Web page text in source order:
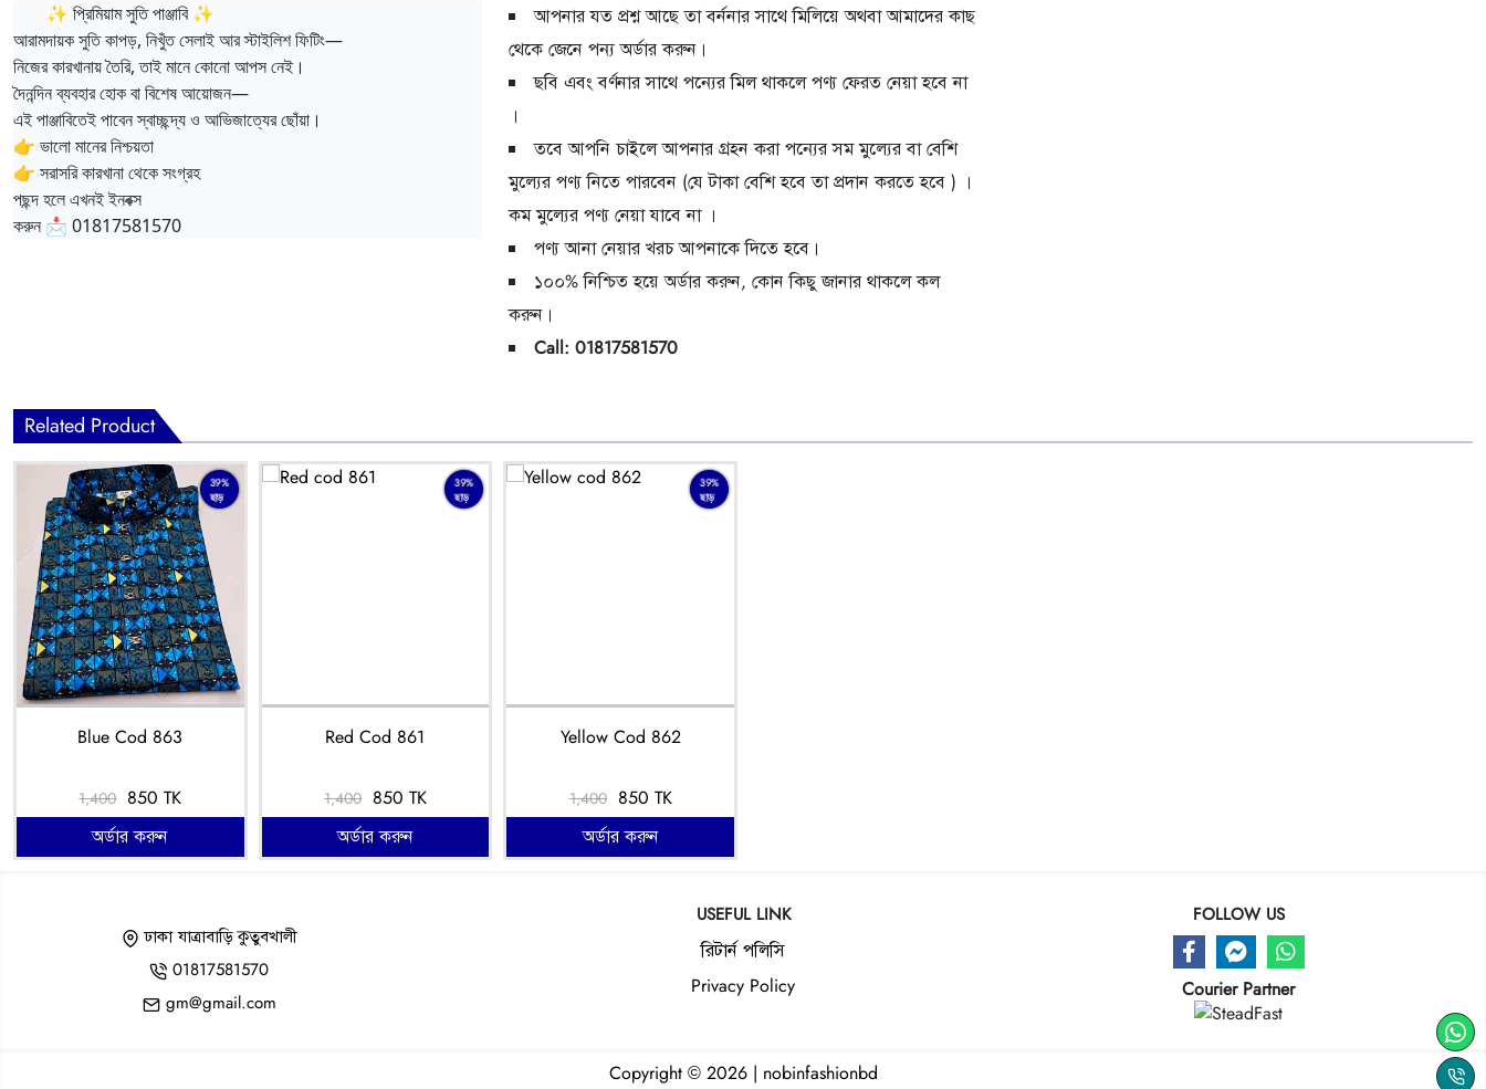
✨ প্রিমিয়াম সুতি পাঞ্জাবি ✨
আরামদায়ক সুতি কাপড়, নিখুঁত সেলাই আর স্টাইলিশ ফিটিং—
নিজের কারখানায় তৈরি, তাই মানে কোনো আপস নেই।
দৈনন্দিন ব্যবহার হোক বা বিশেষ আয়োজন—
এই পাঞ্জাবিতেই পাবেন স্বাচ্ছন্দ্য ও আভিজাত্যের ছোঁয়া।
👉 ভালো মানের নিশ্চয়তা
👉 সরাসরি কারখানা থেকে সংগ্রহ
পছন্দ হলে এখনই ইনবক্স
করুন 📩 01817581570
আপনার যত প্রশ্ন আছে তা বর্ননার সাথে মিলিয়ে অথবা আমাদের কাছ
থেকে জেনে পন্য অর্ডার করুন।
ছবি এবং বর্ণনার সাথে পন্যের মিল থাকলে পণ্য ফেরত নেয়া হবে না
।
তবে আপনি চাইলে আপনার গ্রহন করা পন্যের সম মুল্যের বা বেশি
মুল্যের পণ্য নিতে পারবেন (যে টাকা বেশি হবে তা প্রদান করতে হবে ) ।
কম মুল্যের পণ্য নেয়া যাবে না ।
পণ্য আনা নেয়ার খরচ আপনাকে দিতে হবে।
১০০% নিশ্চিত হয়ে অর্ডার করুন, কোন কিছু জানার থাকলে কল
করুন।
Call: 01817581570
Related Product
39%
ছাড়
Blue Cod 863
1,400 850 TK
অর্ডার করুন
39%
ছাড়
Red Cod 861
1,400 850 TK
অর্ডার করুন
39%
ছাড়
Yellow Cod 862
1,400 850 TK
অর্ডার করুন
ঢাকা যাত্রাবাড়ি কুতুবখালী
01817581570
gm@gmail.com
USEFUL LINK
রিটার্ন পলিসি
Privacy Policy
FOLLOW US
Courier Partner
Copyright © 2026 | nobinfashionbd